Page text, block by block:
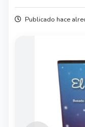
Publicado hace